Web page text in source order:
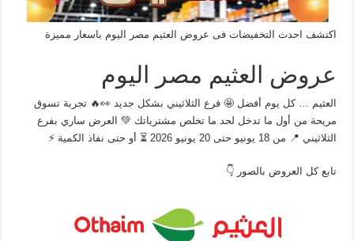
اكتشف احدث التخفيضات فى عروض العثيم مصر اليوم باسعار مميزة
عروض العثيم مصر اليوم
العثيم … كل يوم أفضل 🤩 فرع الثلاثيني بشكل جديد 👀🔥 تجربة تسوق
مريحة من أول ما تدخل لحد ما تخلص مشترياتك 💚 العرض ساري بفرع
الثلاثيني 📍 من 18 يونيو حتى 20 يونيو 2026 ⏳ أو حتى نفاذ الكمية ⚡
تابع كل العروض بالصور 👇